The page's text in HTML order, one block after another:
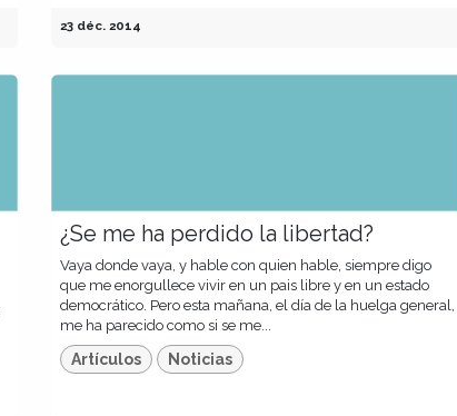
23 déc. 2014
¿Se me ha perdido la libertad?
Vaya donde vaya, y hable con quien hable, siempre digo
que me enorgullece vivir en un pais libre y en un estado
democrático. Pero esta mañana, el día de la huelga general,
me ha parecido como si se me...
Artículos Noticias